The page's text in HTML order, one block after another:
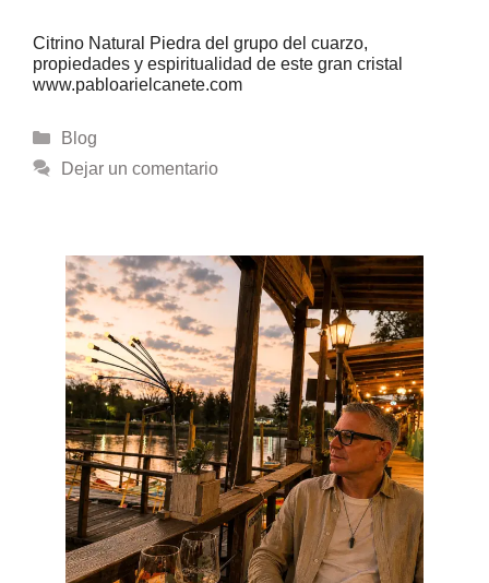
Citrino Natural Piedra del grupo del cuarzo,
propiedades y espiritualidad de este gran cristal
www.pabloarielcanete.com
Categorías
Blog
Dejar un comentario